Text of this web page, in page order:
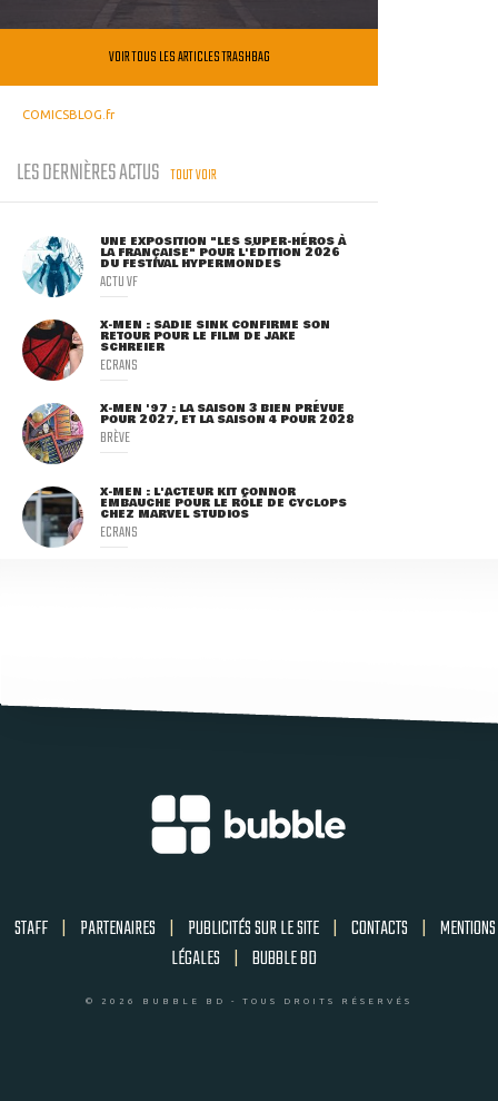
VOIR TOUS LES ARTICLES TRASHBAG
COMICSBLOG.fr
LES DERNIÈRES ACTUS TOUT VOIR
UNE EXPOSITION "LES SUPER-HÉROS À
LA FRANÇAISE" POUR L'ÉDITION 2026
DU FESTIVAL HYPERMONDES
ACTU VF
X-MEN : SADIE SINK CONFIRME SON
RETOUR POUR LE FILM DE JAKE
SCHREIER
ECRANS
X-MEN '97 : LA SAISON 3 BIEN PRÉVUE
POUR 2027, ET LA SAISON 4 POUR 2028
BRÈVE
X-MEN : L'ACTEUR KIT CONNOR
EMBAUCHÉ POUR LE RÔLE DE CYCLOPS
CHEZ MARVEL STUDIOS
ECRANS
STAFF | PARTENAIRES | PUBLICITÉS SUR LE SITE | CONTACTS | MENTIONS
LÉGALES | BUBBLE BD
© 2026 BUBBLE BD - TOUS DROITS RÉSERVÉS